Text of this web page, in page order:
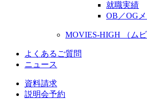
就職実績
OB／OG
MOVIES-HIGH （ムビ
よくあるご質問
ニュース
資料請求
説明会予約